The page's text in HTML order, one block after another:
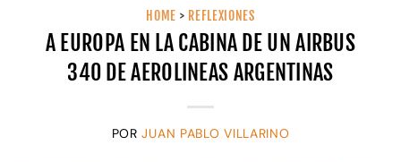
HOME > REFLEXIONES
A EUROPA EN LA CABINA DE UN AIRBUS
340 DE AEROLINEAS ARGENTINAS
PORJUAN PABLO VILLARINO